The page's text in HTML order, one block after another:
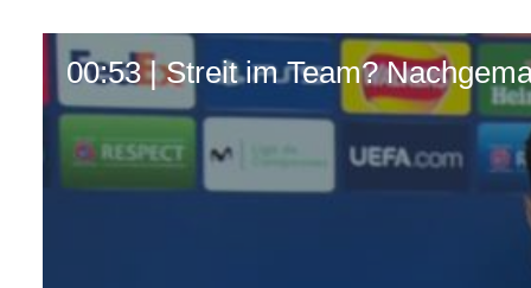
00:53 | Streit im Team?